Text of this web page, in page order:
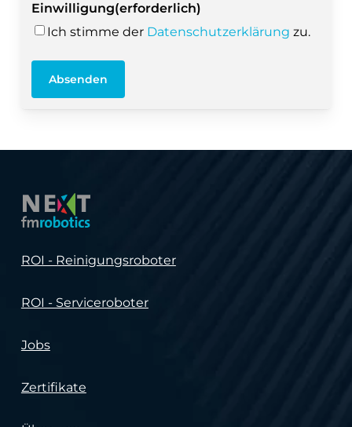
Einwilligung(erforderlich)
Ich stimme der Datenschutzerklärung zu.
Absenden
ROI - Reinigungsroboter
ROI - Serviceroboter
Jobs
Zertifikate